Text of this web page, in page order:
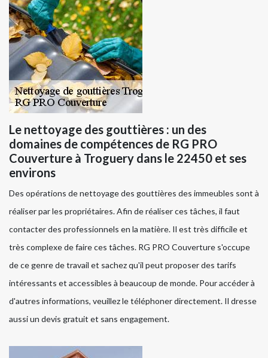
Le nettoyage des gouttières : un des
domaines de compétences de RG PRO
Couverture à Troguery dans le 22450 et ses
environs
Des opérations de nettoyage des gouttières des immeubles sont à
réaliser par les propriétaires. Afin de réaliser ces tâches, il faut
contacter des professionnels en la matière. Il est très difficile et
très complexe de faire ces tâches. RG PRO Couverture s'occupe
de ce genre de travail et sachez qu'il peut proposer des tarifs
intéressants et accessibles à beaucoup de monde. Pour accéder à
d'autres informations, veuillez le téléphoner directement. Il dresse
aussi un devis gratuit et sans engagement.